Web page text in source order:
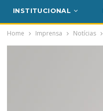
INSTITUCIONAL
Home Imprensa Notícias